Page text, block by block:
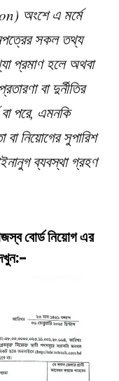
অংশে এ মর্মে
সকল তথ্য
প্রমাণ হলে অথবা
বা দুর্নীতির
পরে, এমনকি
বা নিয়োগের সুপারিশ
ব্যবস্থা গ্রহণ
বোর্ডনিয়োগএর